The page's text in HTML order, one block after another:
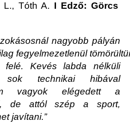
L., Tóth A. I Edző: Görcs
nagyobb pályán
fegyelmezetlenül
felé. Kevés labda nélküli
technikai hibával
vagyok elégedett a
de attól szép a sport,
javítani.”